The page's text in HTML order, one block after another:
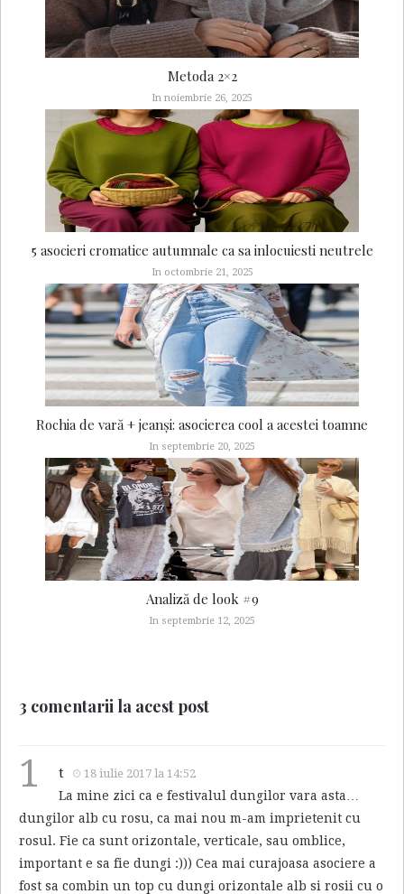
Metoda 2×2
In noiembrie 26, 2025
5 asocieri cromatice autumnale ca sa inlocuiesti neutrele
In octombrie 21, 2025
Rochia de vară + jeanși: asocierea cool a acestei toamne
In septembrie 20, 2025
Analiză de look #9
In septembrie 12, 2025
3 comentarii la acest post
1 t 18 iulie 2017 la 14:52
La mine zici ca e festivalul dungilor vara asta…
dungilor alb cu rosu, ca mai nou m-am imprietenit cu
rosul. Fie ca sunt orizontale, verticale, sau omblice,
important e sa fie dungi :))) Cea mai curajoasa asociere a
fost sa combin un top cu dungi orizontale alb si rosii cu o